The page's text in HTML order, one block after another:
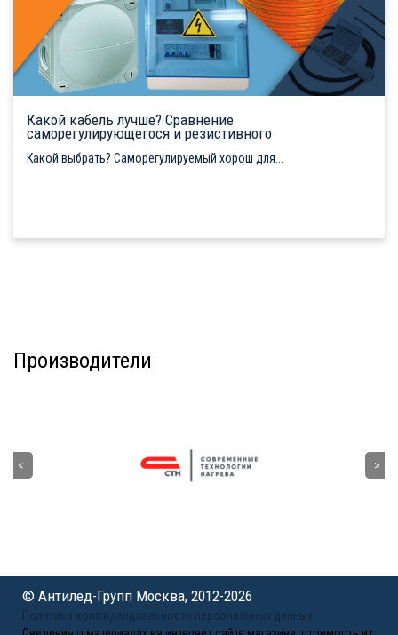
Какой кабель лучше? Сравнение
саморегулирующегося и резистивного
Какой выбрать? Саморегулируемый хорош для...
Производители
© Антилед-Групп Москва, 2012-2026
Политика конфиденциальности персональных данных